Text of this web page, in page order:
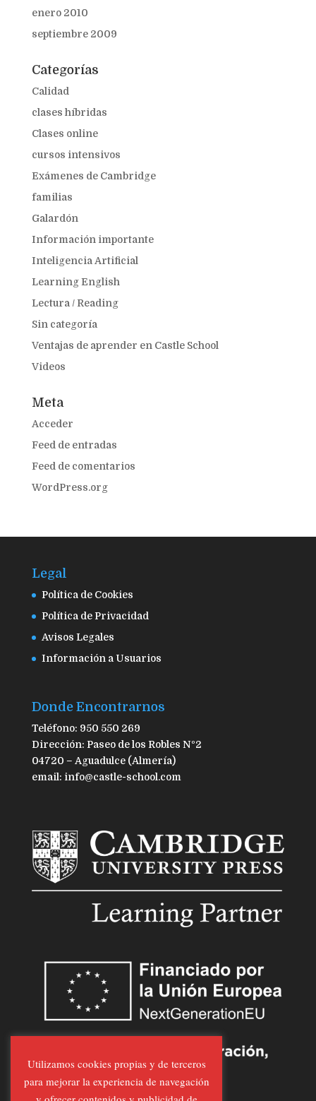
enero 2010
septiembre 2009
Categorías
Calidad
clases híbridas
Clases online
cursos intensivos
Exámenes de Cambridge
familias
Galardón
Información importante
Inteligencia Artificial
Learning English
Lectura / Reading
Sin categoría
Ventajas de aprender en Castle School
Videos
Meta
Acceder
Feed de entradas
Feed de comentarios
WordPress.org
Legal
Política de Cookies
Política de Privacidad
Avisos Legales
Información a Usuarios
Donde Encontrarnos
Teléfono: 950 550 269
Dirección: Paseo de los Robles Nº2
04720 – Aguadulce (Almería)
email: info@castle-school.com
Utilizamos cookies propias y de terceros
para mejorar la experiencia de navegación